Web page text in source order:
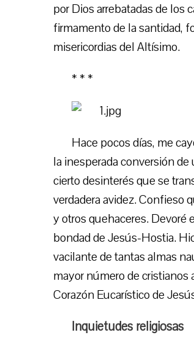
por Dios arrebatadas de los
firmamento de la santidad,
misericordias del Altísimo.
* * *
Hace pocos días, me
la inesperada conversión
cierto desinterés que se
verdadera avidez. Confieso
y otros quehaceres.
bondad de Jesús-Hostia.
vacilante de tantas almas
mayor número de cristianos
Corazón Eucarístico de
Inquietudes religiosas